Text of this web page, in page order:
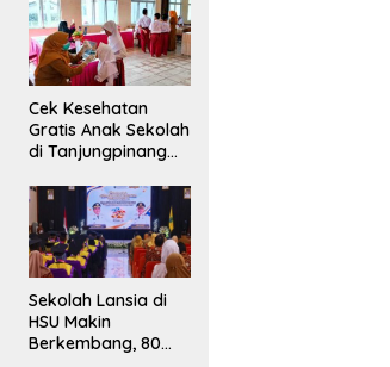
Cek Kesehatan
Gratis Anak Sekolah
di Tanjungpinang
Siswa
Sekolah Lansia di
HSU Makin
Berkembang, 80